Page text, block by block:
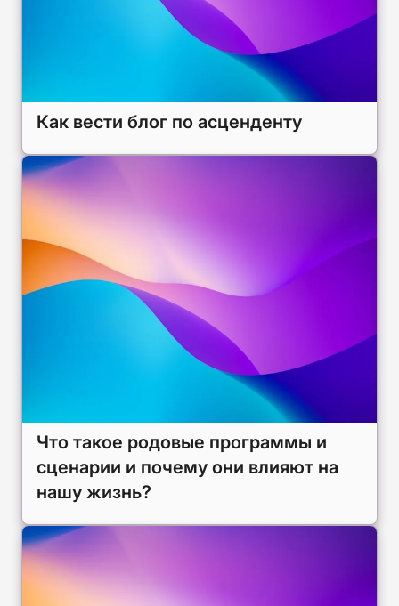
Как вести блог по асценденту
Что такое родовые программы и
сценарии и почему они влияют на
нашу жизнь?